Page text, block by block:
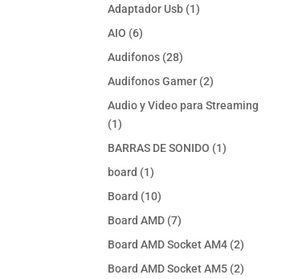
Adaptador Usb 11
AIO 66
productos
Audifonos 2828
productos
Audifonos Gamer 22
productos
Audio y Video para Streaming
11
producto
BARRAS DE SONIDO 11
board 11
producto
Board 1010
productos
Board AMD 77
productos
Board AMD Socket AM4 22
productos
Board AMD Socket AM5 22